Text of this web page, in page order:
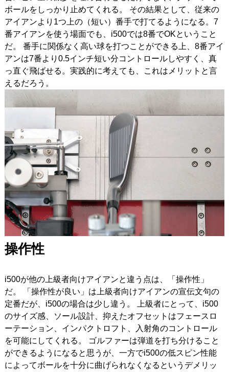
ボールをしっかり止めてくれる。
その結果として、従来の
アイアンより1つ上の（短い）番手で打てるようになる。7
番アイアンを使う場面でも、i500では8番でOKということ
だ。
番手に関係なく高い球を打つことができる上、8番アイ
アンは7番より0.5インチ短い分コントロールしやすく、真
っ直ぐ飛ばせる。実践的に考えても、これはメリットと言
えるだろう。
操作性
i500が他の上級者向けアイアンと違う点は、「操作性」
だ。
「操作性が良い」は上級者向けアイアンの宣伝文句の
定番だが、i500の場合は少し違う。
上級者にとって、i500
のサイズ感、ソール設計、抑えたオフセットはフェースロ
ーテーション、インパクトロフト、入射角のコントロール
を可能にしてくれる。
ゴルファーは弾道を打ち分けること
ができるようになると思うが、一方でi500の低スピン性能
によってボールを十分に曲げられなくなるというデメリッ